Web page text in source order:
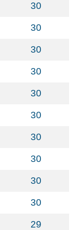
30
30
30
30
30
30
30
30
30
30
29